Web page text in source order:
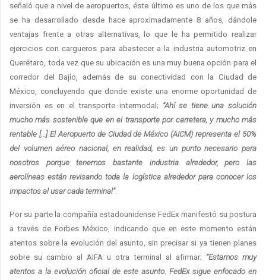
señaló que a nivel de aeropuertos, éste último es uno de los que más
se ha desarrollado desde hace aproximadamente 8 años, dándole
ventajas frente a otras alternativas, lo que le ha permitido realizar
ejercicios con cargueros para abastecer a la industria automotriz en
Querétaro, toda vez que su ubicación es una muy buena opción para el
corredor del Bajío, además de su conectividad con la Ciudad de
México, concluyendo que donde existe una enorme oportunidad de
inversión es en el transporte intermodal; “Ahí se tiene una solución
mucho más sostenible que en el transporte por carretera, y mucho más
rentable […] El Aeropuerto de Ciudad de México (AICM) representa el 50%
del volumen aéreo nacional, en realidad, es un punto necesario para
nosotros porque tenemos bastante industria alrededor, pero las
aerolíneas están revisando toda la logística alrededor para conocer los
impactos al usar cada terminal”.
Por su parte la compañía estadounidense FedEx manifestó su postura
a través de Forbes México, indicando que en este momento están
atentos sobre la evolución del asunto, sin precisar si ya tienen planes
sobre su cambio al AIFA u otra terminal al afirmar; “Estamos muy
atentos a la evolución oficial de este asunto. FedEx sigue enfocado en